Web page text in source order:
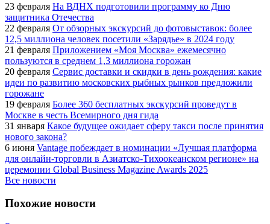
23 февраля На ВДНХ подготовили программу ко Дню
защитника Отечества
22 февраля От обзорных экскурсий до фотовыставок: более
12,5 миллиона человек посетили «Зарядье» в 2024 году
21 февраля Приложением «Моя Москва» ежемесячно
пользуются в среднем 1,3 миллиона горожан
20 февраля Сервис доставки и скидки в день рождения: какие
идеи по развитию московских рыбных рынков предложили
горожане
19 февраля Более 360 бесплатных экскурсий проведут в
Москве в честь Всемирного дня гида
31 января Какое будущее ожидает сферу такси после принятия
нового закона?
6 июня Vantage побеждает в номинации «Лучшая платформа
для онлайн-торговли в Азиатско-Тихоокеанском регионе» на
церемонии Global Business Magazine Awards 2025
Все новости
Похожие новости